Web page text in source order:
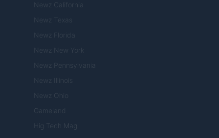
Newz California
Newz Texas
Newz Florida
Newz New York
Newz Pennsylvania
Newz Illinois
Newz Ohio
Gameland
Hig Tech Mag